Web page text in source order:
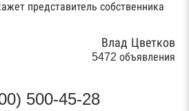
представитель собственника
Влад Цветков
5472 объявления
500-45-28